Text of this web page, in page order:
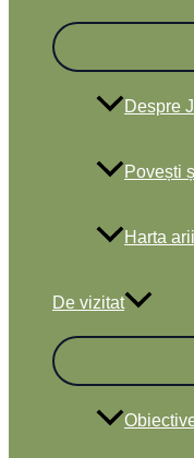
Despre
Povești
Harta
De vizitat